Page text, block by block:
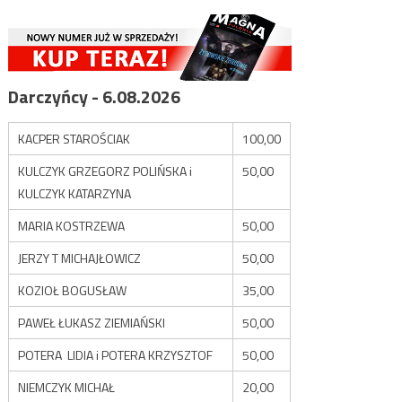
Darczyńcy - 6.08.2026
KACPER STAROŚCIAK
100,00
KULCZYK GRZEGORZ POLIŃSKA i
KULCZYK KATARZYNA
50,00
MARIA KOSTRZEWA
50,00
JERZY T MICHAJŁOWICZ
50,00
KOZIOŁ BOGUSŁAW
35,00
PAWEŁ ŁUKASZ ZIEMIAŃSKI
50,00
POTERA LIDIA i POTERA KRZYSZTOF
50,00
NIEMCZYK MICHAŁ
20,00